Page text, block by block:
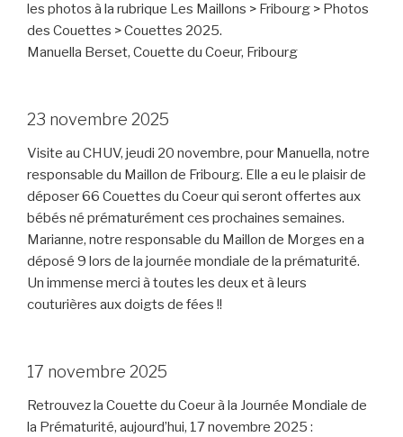
les photos à la rubrique Les Maillons > Fribourg > Photos
des Couettes > Couettes 2025.
Manuella Berset, Couette du Coeur, Fribourg
23 novembre 2025
Visite au CHUV, jeudi 20 novembre, pour Manuella, notre
responsable du Maillon de Fribourg. Elle a eu le plaisir de
déposer 66 Couettes du Coeur qui seront offertes aux
bébés né prématurément ces prochaines semaines.
Marianne, notre responsable du Maillon de Morges en a
déposé 9 lors de la journée mondiale de la prématurité.
Un immense merci à toutes les deux et à leurs
couturières aux doigts de fées !!
17 novembre 2025
Retrouvez la Couette du Coeur à la Journée Mondiale de
la Prématurité, aujourd’hui, 17 novembre 2025 :